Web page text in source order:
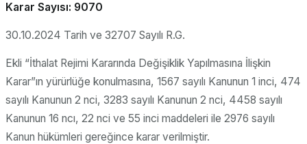
Karar Sayısı: 9070
30.10.2024 Tarih ve 32707 Sayılı R.G.
Ekli “İthalat Rejimi Kararında Değişiklik Yapılmasına İlişkin
Karar”ın yürürlüğe konulmasına, 1567 sayılı Kanunun 1 inci, 474
sayılı Kanunun 2 nci, 3283 sayılı Kanunun 2 nci, 4458 sayılı
Kanunun 16 ncı, 22 nci ve 55 inci maddeleri ile 2976 sayılı
Kanun hükümleri gereğince karar verilmiştir.